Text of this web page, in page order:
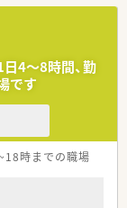
管理薬剤師を担
を歓迎していま
も多数活躍してお
極的に業務に取り
あり、頑張りが
4～8時間、勤
です
時までの職場